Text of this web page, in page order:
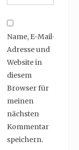
Name, E-Mail-
Adresse und
Website in
diesem
Browser für
meinen
nächsten
Kommentar
speichern.